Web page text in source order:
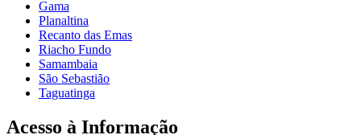
Gama
Planaltina
Recanto das Emas
Riacho Fundo
Samambaia
São Sebastião
Taguatinga
Acesso à Informação